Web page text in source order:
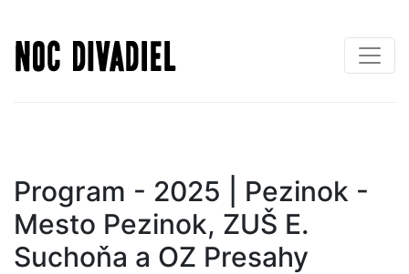
na
hlavný
Program - 2025 | Pezinok -
Mesto Pezinok, ZUŠ E.
Suchoňa a OZ Presahy